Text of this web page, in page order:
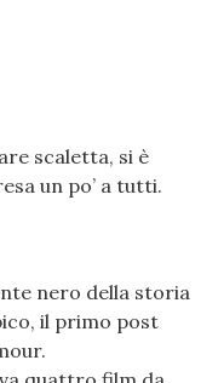
scaletta, si è
un po’ a tutti.
nero della storia
il primo post